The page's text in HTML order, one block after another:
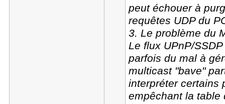
peut échouer à
requêtes UDP du
3. Le problème du
Le flux UPnP/
parfois du mal à
multicast "bave"
interpréter certains
empêchant la table